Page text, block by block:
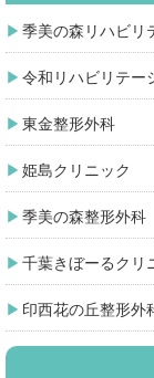
季美の森リハビリ
令和リハビリテー
東金整形外科
姫島クリニック
季美の森整形外科
千葉きぼーるクリ
印西花の丘整形外